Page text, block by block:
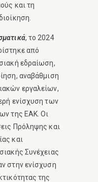
και τη
, το 2024
από
εδραίωση,
αναβάθμιση
εργαλείων,
ενίσχυση των
της ΕΑΚ. Οι
Πρόληψης και
και
Συνέχειας
στην ενίσχυση
της